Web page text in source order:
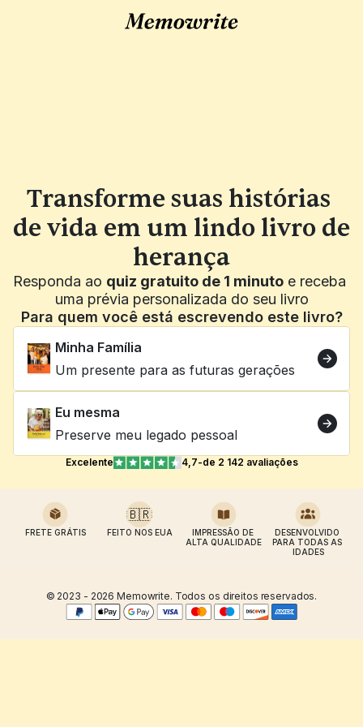
Transforme suas histórias
de vida em um lindo livro de
herança
Responda ao quiz gratuito de 1 minuto e receba
uma prévia personalizada do seu livro
Para quem você está escrevendo este livro?
Minha Família
Um presente para as futuras gerações
Eu mesma
Preserve meu legado pessoal
Excelente 4,7-de 2 142 avaliações
FRETE GRÁTIS
🇧🇷
FEITO NOS EUA
IMPRESSÃO DE
ALTA QUALIDADE
DESENVOLVIDO
PARA TODAS AS
IDADES
© 2023 - 2026 Memowrite. Todos os direitos reservados.